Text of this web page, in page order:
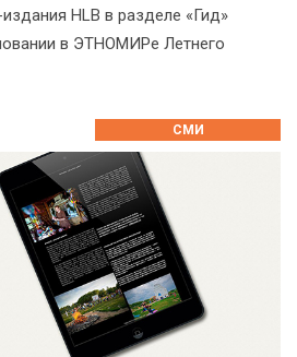
HLB в разделе «Гид»
в ЭТНОМИРе Летнего
СМИ